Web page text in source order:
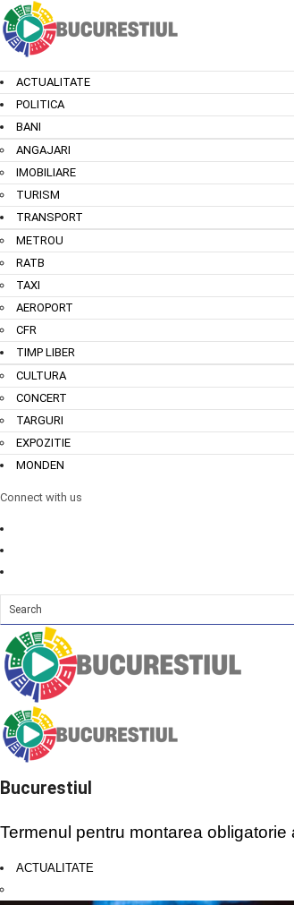
ACTUALITATE
POLITICA
BANI
ANGAJARI
IMOBILIARE
TURISM
TRANSPORT
METROU
RATB
TAXI
AEROPORT
CFR
TIMP LIBER
CULTURA
CONCERT
TARGURI
EXPOZITIE
MONDEN
Connect with us
Bucurestiul
Termenul pentru montarea
ACTUALITATE